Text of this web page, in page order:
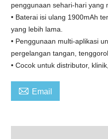
penggunaan sehari-hari yang
• Baterai isi ulang 1900mAh
yang lebih lama.
• Penggunaan multi-aplikasi
pergelangan tangan,
• Cocok untuk distributor,
 Email